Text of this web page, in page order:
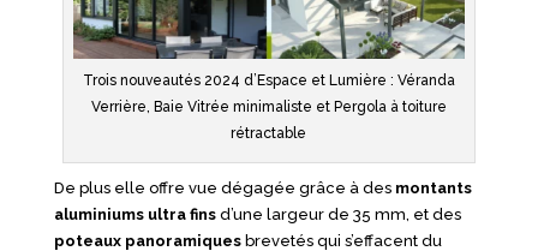
Trois nouveautés 2024 d’Espace et Lumière : Véranda
Verrière, Baie Vitrée minimaliste et Pergola à toiture
rétractable
De plus elle offre vue dégagée grâce à des montants
aluminiums ultra finsd’une largeur de 35 mm, et des
poteaux panoramiquesbrevetés qui s’effacent du